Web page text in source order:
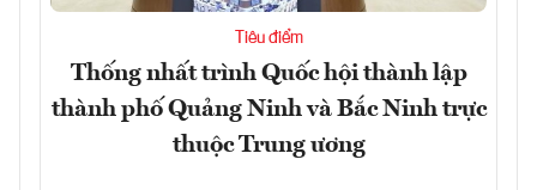
Tiêu điểm
Thống nhất trình Quốc hội thành lập
thành phố Quảng Ninh và Bắc Ninh trực
thuộc Trung ương